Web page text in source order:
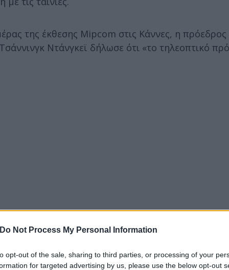
Do Not Process My Personal Information
opt-out of the sale, sharing to third parties, or processing of your
for targeted advertising by us, please use the below opt-out
της έκθεσης Mipcom στις Κάννες, η πρόεδρος
Ντάνγκεϊ δήλωσε ότι «το τηλεοπτικό
του και κάνει αυτό που πρέπει να κάνει. Και
συμπλήρωσε.